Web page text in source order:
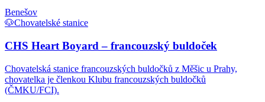
Benešov
🐶Chovatelské stanice
CHS Heart Boyard – francouzský buldoček
Chovatelská stanice francouzských buldočků z Měšic u Prahy,
chovatelka je členkou Klubu francouzských buldočků
(ČMKU/FCI).